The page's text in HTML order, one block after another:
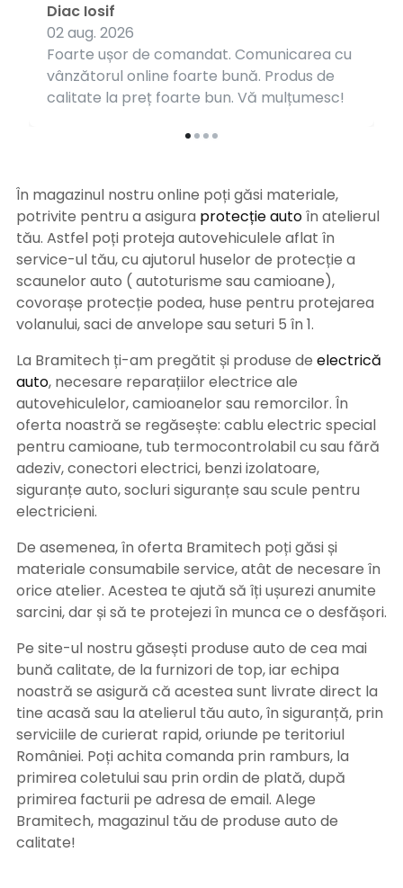
Foarte ușor de comandat. Comunicarea cu
vânzătorul online foarte bună. Produs de
calitate la preț foarte bun. Vă mulțumesc!
Diac Iosif
02 aug. 2026
În magazinul nostru online poți găsi materiale,
potrivite pentru a asigura protecție autoîn atelierul
tău. Astfel poți proteja autovehiculele aflat în
service-ul tău, cu ajutorul huselor de protecție a
scaunelor auto ( autoturisme sau camioane),
covorașe protecție podea, huse pentru protejarea
volanului, saci de anvelope sau seturi 5 în 1.
La Bramitech ți-am pregătit și produse de electrică
auto, necesare reparațiilor electrice ale
autovehiculelor, camioanelor sau remorcilor. În
oferta noastră se regăsește: cablu electric special
pentru camioane, tub termocontrolabil cu sau fără
adeziv, conectori electrici, benzi izolatoare,
siguranțe auto, socluri siguranțe sau scule pentru
electricieni.
De asemenea, în oferta Bramitech poți găsi și
materiale consumabile service, atât de necesare în
orice atelier. Acestea te ajută să îți ușurezi anumite
sarcini, dar și să te protejezi în munca ce o desfășori.
Pe site-ul nostru găsești produse auto de cea mai
bună calitate, de la furnizori de top, iar echipa
noastră se asigură că acestea sunt livrate direct la
tine acasă sau la atelierul tău auto, în siguranță, prin
serviciile de curierat rapid, oriunde pe teritoriul
României. Poți achita comanda prin ramburs, la
primirea coletului sau prin ordin de plată, după
primirea facturii pe adresa de email. Alege
Bramitech, magazinul tău de produse auto de
calitate!